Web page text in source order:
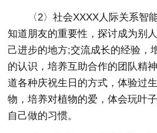
〈2〉社会XXXX人际关系智
知道朋友的重要性，探讨成为别
己进步的地方;交流成长的经验，
的认识，培养互助合作的团队精
道各种庆祝生日的方式，体验过
物，培养对植物的爱，体会玩叶
自己做的习惯。